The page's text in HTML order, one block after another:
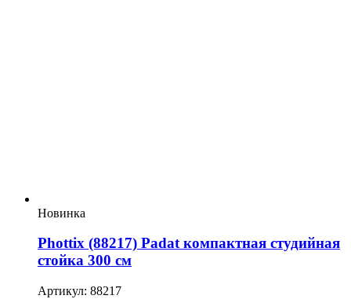
Новинка
Phottix (88217) Padat компактная студийная
стойка 300 см
Артикул: 88217